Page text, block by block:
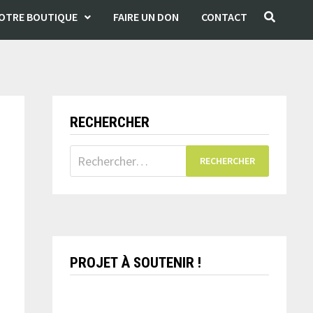
BOUTIQUE FAIRE UN DON CONTACT
RECHERCHER
Rechercher :
PROJET À SOUTENIR !